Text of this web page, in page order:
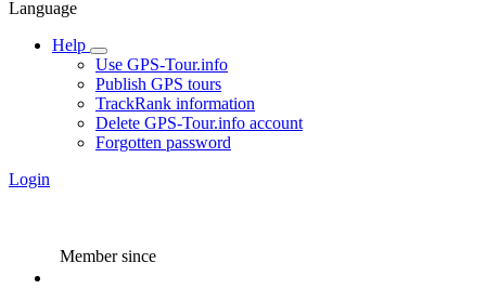
Language
Help
Use GPS-Tour.info
Publish GPS tours
TrackRank information
Delete GPS-Tour.info account
Forgotten password
Login
Member since